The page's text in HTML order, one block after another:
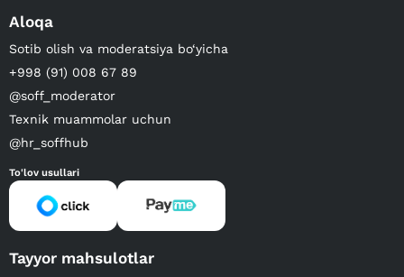
Aloqa
Sotib olish va moderatsiya bo‘yicha
+998 (91) 008 67 89
@soff_moderator
Texnik muammolar uchun
@hr_soffhub
To'lov usullari
Tayyor mahsulotlar